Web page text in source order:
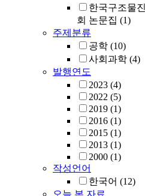
한국구조물
회 논문집 (1)
주제분류
공학 (10)
사회과학 (4)
발행연도
2023 (4)
2022 (5)
2019 (1)
2016 (1)
2015 (1)
2013 (1)
2000 (1)
작성언어
한국어 (12)
오늘 본 자료